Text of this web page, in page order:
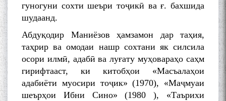
гуногуни сохти шеъри тоҷикӣ ва ғ. бахшида
шудаанд.
Абдуқодир Маниёзов ҳамзамон дар таҳия,
таҳрир ва омодаи нашр сохтани як силсила
осори илмӣ, адабӣ ва луғату муҳовараҳо саҳм
гирифтааст, ки китобҳои «Масъалаҳои
адабиёти муосири тоҷик» (1970), «Маҷмуаи
шеърҳои Ибни Сино» (1980 ), «Таърихи